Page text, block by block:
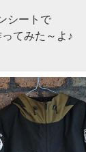
シートで
てみた～よ♪